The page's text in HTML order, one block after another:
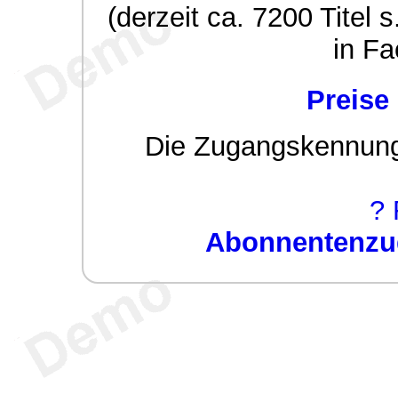
(derzeit ca. 7200 Titel
in
Die
?